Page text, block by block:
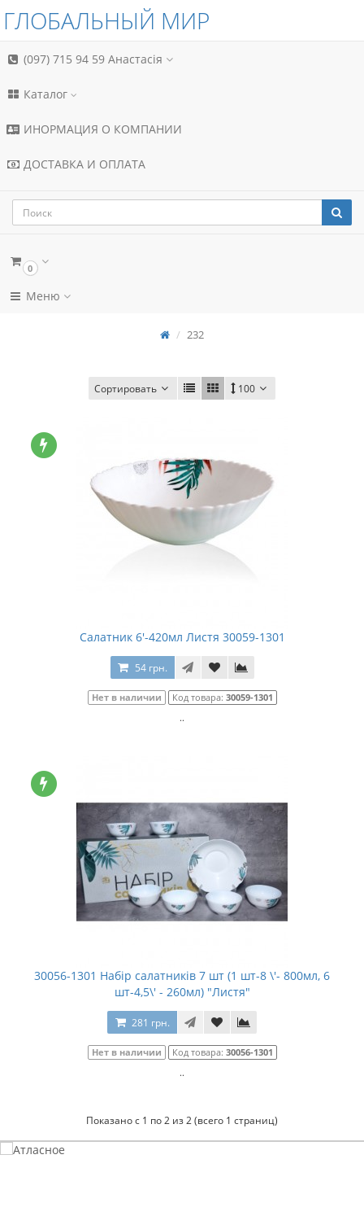
ГЛОБАЛЬНЫЙ МИР
(097) 715 94 59 Анастасія
Каталог
ИНОРМАЦИЯ О КОМПАНИИ
ДОСТАВКА И ОПЛАТА
0
Меню
232
Сортировать 100
Салатник 6'-420мл Листя 30059-1301
54 грн.
Нет в наличии Код товара: 30059-1301
..
30056-1301 Набір салатників 7 шт (1 шт-8 \'- 800мл, 6
шт-4,5\' - 260мл) "Листя"
281 грн.
Нет в наличии Код товара: 30056-1301
..
Показано с 1 по 2 из 2 (всего 1 страниц)